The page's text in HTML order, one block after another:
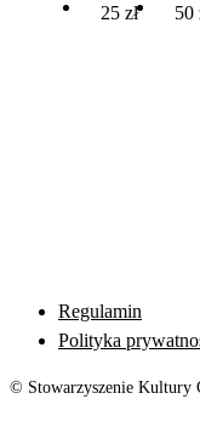
25 zł 50
Regulamin
Polityka
© Stowarzyszenie Kultury